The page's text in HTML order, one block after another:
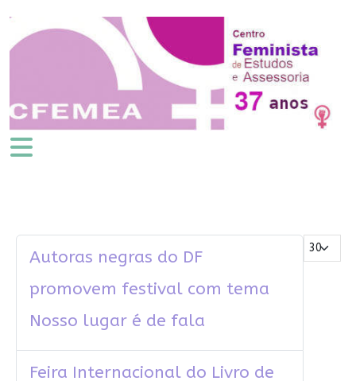
Mostrar #
Autoras negras do DF
promovem festival com tema
Nosso lugar é de fala
Feira Internacional do Livro de